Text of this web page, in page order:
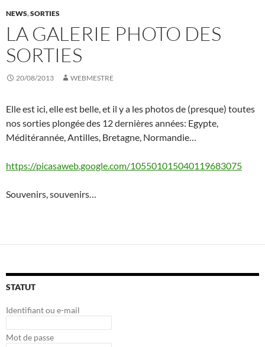
NEWS,SORTIES
LA GALERIE PHOTO DES
SORTIES
20/08/2013 WEBMESTRE
Elle est ici, elle est belle, et il y a les photos de (presque) toutes
nos sorties plongée des 12 dernières années: Egypte,
Méditérannée, Antilles, Bretagne, Normandie…
https://picasaweb.google.com/105501015040119683075
Souvenirs, souvenirs…
STATUT
Identifiant ou e-mail
Mot de passe